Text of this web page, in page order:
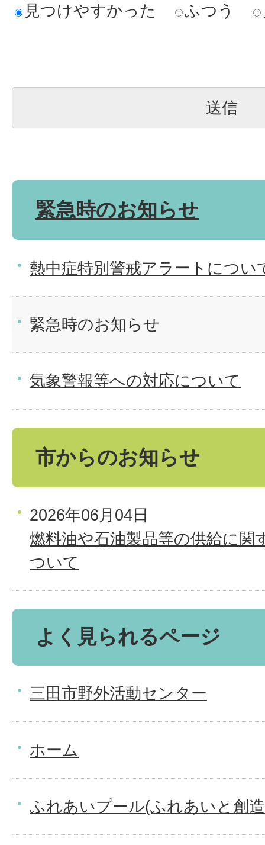
見つけやすかった
ふつう
緊急時のお知らせ
熱中症特別警戒アラートについ
緊急時のお知らせ
気象警報等への対応について
市からのお知らせ
2026年06月04日
燃料油や石油製品等の供給に関
ついて
よく見られるページ
三田市野外活動センター
ホーム
ふれあいプール(ふれあいと創